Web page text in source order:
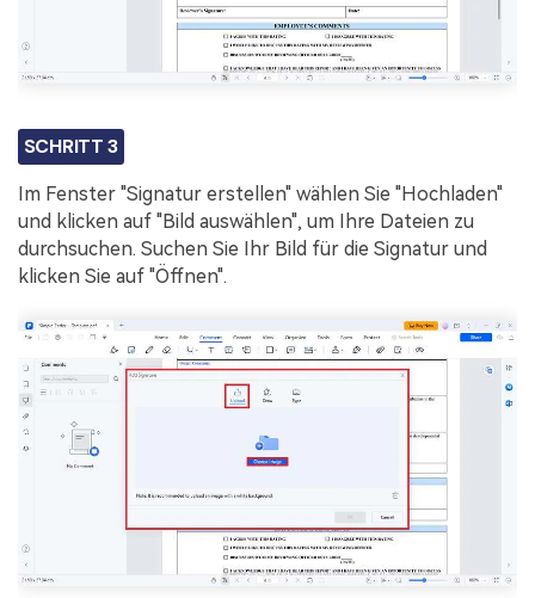
SCHRITT 3
Im Fenster "Signatur erstellen" wählen Sie "Hochladen"
und klicken auf "Bild auswählen", um Ihre Dateien zu
durchsuchen. Suchen Sie Ihr Bild für die Signatur und
klicken Sie auf "Öffnen".